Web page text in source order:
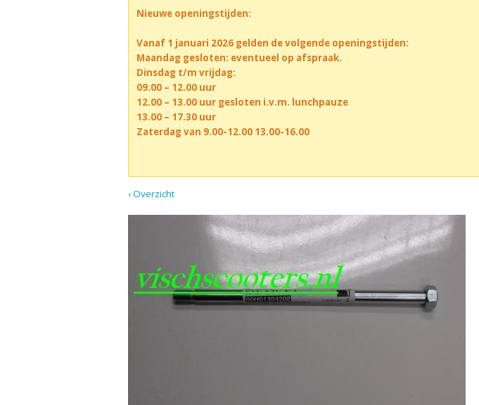
Nieuwe openingstijden:
Vanaf 1 januari 2026 gelden de volgende openingstijden:
Maandag gesloten: eventueel op afspraak.
Dinsdag t/m vrijdag:
09.00 – 12.00 uur
12.00 – 13.00 uur gesloten i.v.m. lunchpauze
13.00 – 17.30 uur
Zaterdag van 9.00-12.00 13.00-16.00
‹ Overzicht